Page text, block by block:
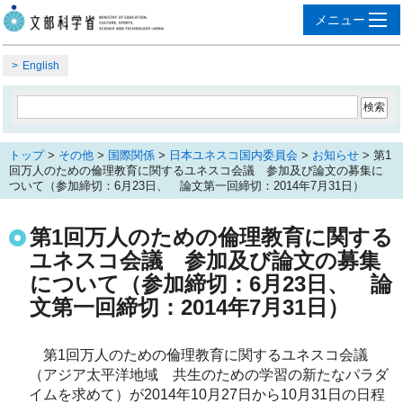
English
トップ> その他 > 国際関係 > 日本ユネスコ国内委員会 > お知らせ > 第1
回万人のための倫理教育に関するユネスコ会議 参加及び論文の募集に
ついて（参加締切：6月23日、 論文第一回締切：2014年7月31日）
第1回万人のための倫理教育に関する
ユネスコ会議 参加及び論文の募集
について（参加締切：6月23日、 論
文第一回締切：2014年7月31日）
第1回万人のための倫理教育に関するユネスコ会議
（アジア太平洋地域　共生のための学習の新たなパラダ
イムを求めて）が2014年10月27日から10月31日の日程